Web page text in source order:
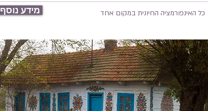
מידע נוסף כל האינפורמציה החיונית במקום אחד